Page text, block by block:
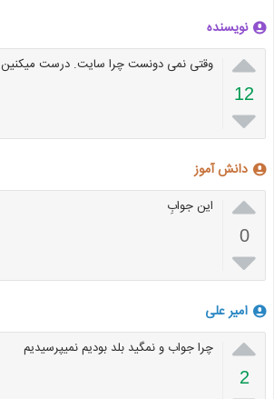
نویسنده

12

وقتی نمی دونست چرا سایت. درست میکنین
دانش آموز

0

این جوابِ
امیر علی

2
چرا جواب و نمگید بلد بودیم نمیپرسیدیم